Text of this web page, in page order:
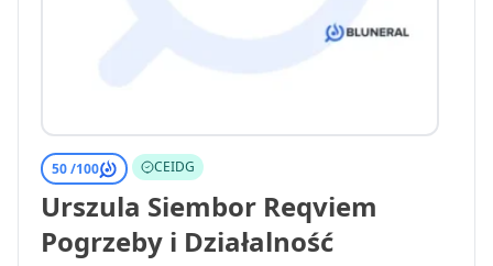
50 /100 CEIDG
Urszula Siembor Reqviem
Pogrzeby i Działalność